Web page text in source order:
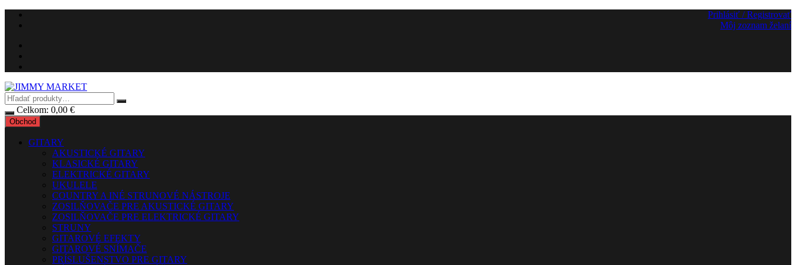
Preskočiť
Prihlásiť / Registrovať
Môj zoznam želaní
Celkom: 0,00 €
Obchod
GITARY
AKUSTICKÉ GITARY
KLASICKÉ GITARY
ELEKTRICKÉ GITARY
UKULELE
COUNTRY A INÉ STRUNOVÉ NÁSTROJE
ZOSILŇOVAČE PRE AKUSTICKÉ GITARY
ZOSILŇOVAČE PRE ELEKTRICKÉ GITARY
STRUNY
GITAROVÉ EFEKTY
GITAROVÉ SNÍMAČE
PRÍSLUŠENSTVO PRE GITARY